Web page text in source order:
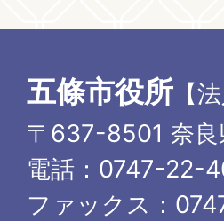
五條市役所 【
〒637-8501 奈良
電話：0747-22-
ファックス：